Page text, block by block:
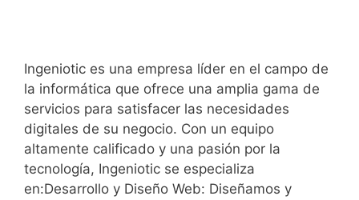
Ingeniotic es una empresa líder en el campo de
la informática que ofrece una amplia gama de
servicios para satisfacer las necesidades
digitales de su negocio. Con un equipo
altamente calificado y una pasión por la
tecnología, Ingeniotic se especializa
en:Desarrollo y Diseño Web: Diseñamos y